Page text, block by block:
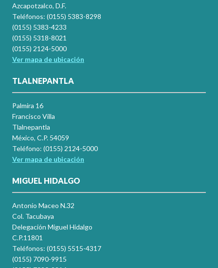
Azcapotzalco, D.F.
Teléfonos: (0155) 5383-8298
(0155) 5383-4233
(0155) 5318-8021
(0155) 2124-5000
Ver mapa de ubicación
TLALNEPANTLA
Palmira 16
Francisco Villa
Tlalnepantla
México, C.P. 54059
Teléfono: (0155) 2124-5000
Ver mapa de ubicación
MIGUEL HIDALGO
Antonio Maceo N.32
Col. Tacubaya
Delegación Miguel Hidalgo
C.P.11801
Teléfonos: (0155) 5515-4317
(0155) 7090-9915